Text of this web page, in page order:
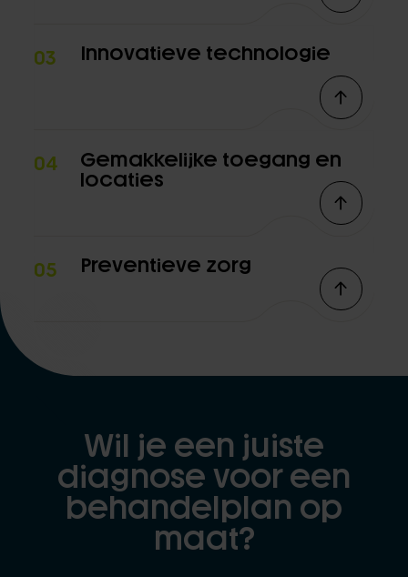
03 Innovatieve technologie
04
Gemakkelijke toegang en
locaties
05 Preventieve zorg
Wil je een juiste
diagnose voor een
behandelplan op
maat?